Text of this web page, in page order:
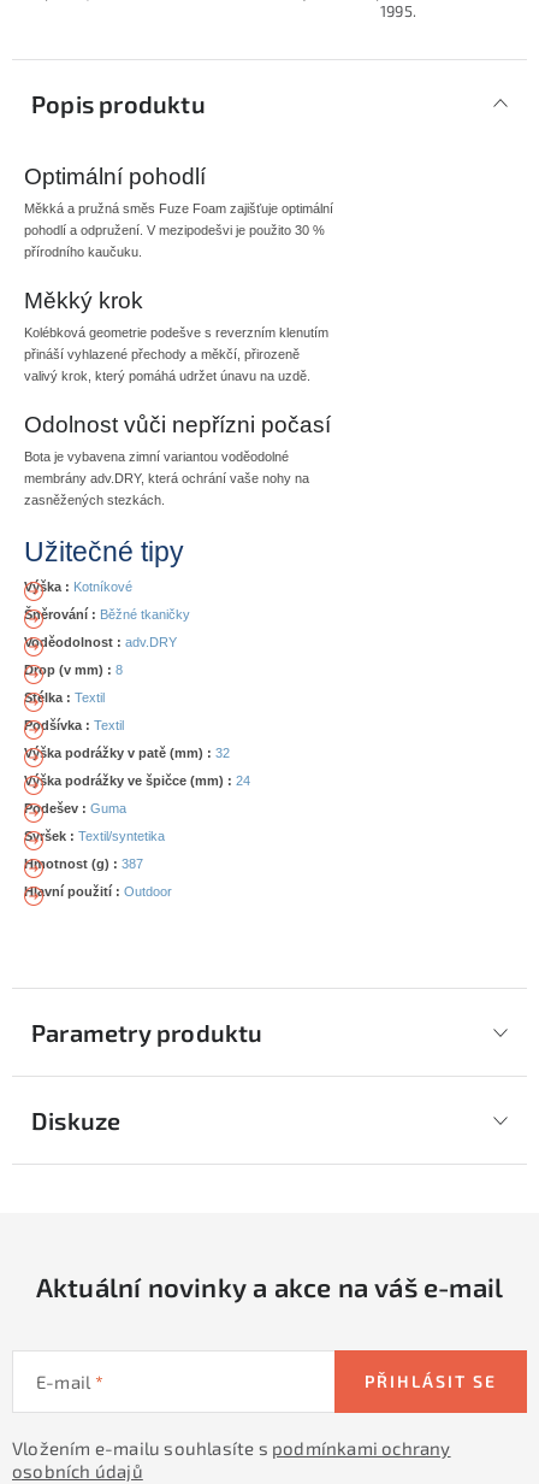
1995.
Popis produktu
Optimální pohodlí
Měkká a pružná směs Fuze Foam zajišťuje optimální
pohodlí a odpružení. V mezipodešvi je použito 30 %
přírodního kaučuku.
Měkký krok
Kolébková geometrie podešve s reverzním klenutím
přináší vyhlazené přechody a měkčí, přirozeně
valivý krok, který pomáhá udržet únavu na uzdě.
Odolnost vůči nepřízni počasí
Bota je vybavena zimní variantou voděodolné
membrány adv.DRY, která ochrání vaše nohy na
zasněžených stezkách.
Užitečné tipy
Výška : Kotníkové
Šněrování : Běžné tkaničky
Voděodolnost : adv.DRY
Drop (v mm) : 8
Stélka : Textil
Podšívka : Textil
Výška podrážky v patě (mm) : 32
Výška podrážky ve špičce (mm) : 24
Podešev : Guma
Svršek : Textil/syntetika
Hmotnost (g) : 387
Hlavní použití : Outdoor
Parametry produktu
Diskuze
Aktuální novinky a akce na váš e-mail
E-mail
Vložením e-mailu souhlasíte s podmínkami ochrany
osobních údajů
PŘIHLÁSIT SE